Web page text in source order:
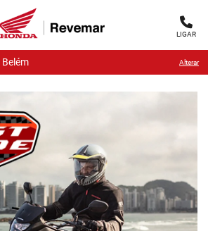
LIGAR
Alterar